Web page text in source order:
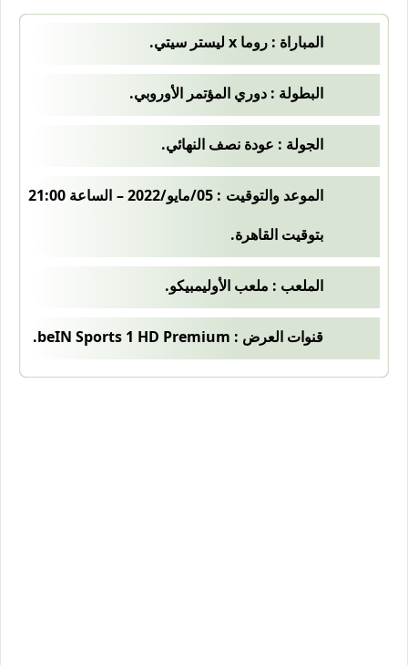
المباراة : روما x ليستر سيتي.
البطولة : دوري المؤتمر الأوروبي.
الجولة : عودة نصف النهائي.
الموعد والتوقيت : 05/مايو/2022 – الساعة 21:00
بتوقيت القاهرة.
الملعب : ملعب الأوليمبيكو.
قنوات العرض : beIN Sports 1 HD Premium.